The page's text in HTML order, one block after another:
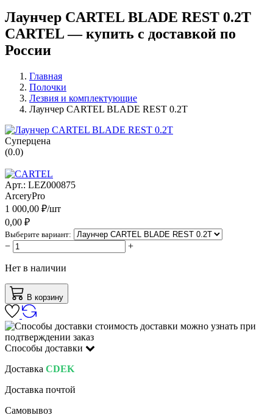
Лаунчер CARTEL BLADE REST 0.2T
CARTEL — купить с доставкой по
России
Главная
Полочки
Лезвия и комплектующие
Лаунчер CARTEL BLADE REST 0.2T
Суперцена
(0.0)
Арт.: LEZ000875
ArceryPro
1 000,00 ₽/шт
0,00 ₽
Выберите вариант:
− +
Нет в наличии
В корзину
стоимость доставки можно узнать при
подтверждении заказ
Способы доставки
Доставка CDEK
Доставка почтой
Самовывоз